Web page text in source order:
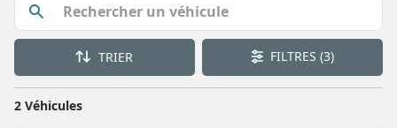
TRIER FILTRES(3)
2 Véhicules